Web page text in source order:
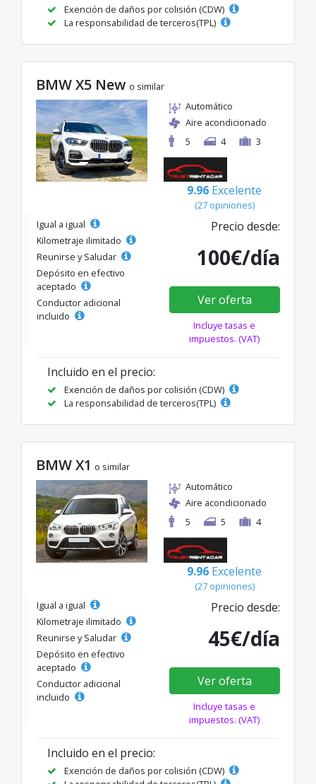
Exención de daños por colisión (CDW)
La responsabilidad de terceros(TPL)
BMW X5 New o similar
Automático
Aire acondicionado
5
4 3
9.96 Excelente
(27 opiniones)
Igual a igual
Kilometraje ilimitado
Reunirse y Saludar
Depósito en efectivo
aceptado
Conductor adicional
incluido
Precio desde:
100€/día
Ver oferta
Incluye tasas e
impuestos. (VAT)
Incluido en el precio:
Exención de daños por colisión (CDW)
La responsabilidad de terceros(TPL)
BMW X1 o similar
Automático
Aire acondicionado
5
5 4
9.96 Excelente
(27 opiniones)
Igual a igual
Kilometraje ilimitado
Reunirse y Saludar
Depósito en efectivo
aceptado
Conductor adicional
incluido
Precio desde:
45€/día
Ver oferta
Incluye tasas e
impuestos. (VAT)
Incluido en el precio:
Exención de daños por colisión (CDW)